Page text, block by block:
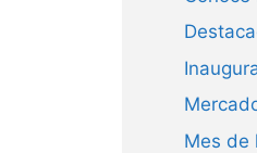
Mes de